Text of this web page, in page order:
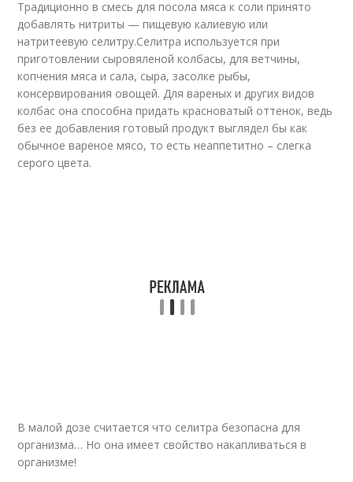
Традиционно в смесь для посола мяса к соли принято
добавлять нитриты — пищевую калиевую или
натритеевую селитру.Селитра используется при
приготовлении сыровяленой колбасы, для ветчины,
копчения мяса и сала, сыра, засолке рыбы,
консервирования овощей. Для вареных и других видов
колбас она способна придать красноватый оттенок, ведь
без ее добавления готовый продукт выглядел бы как
обычное вареное мясо, то есть неаппетитно – слегка
серого цвета.
В малой дозе считается что селитра безопасна для
организма… Но она имеет свойство накапливаться в
организме!